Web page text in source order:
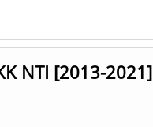
NTI [2013-2021]